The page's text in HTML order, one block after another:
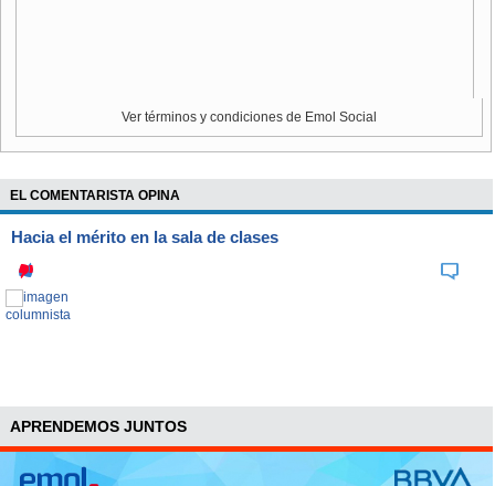
Ver términos y condiciones de Emol Social
EL COMENTARISTA OPINA
Hacia el mérito en la sala de clases
APRENDEMOS JUNTOS